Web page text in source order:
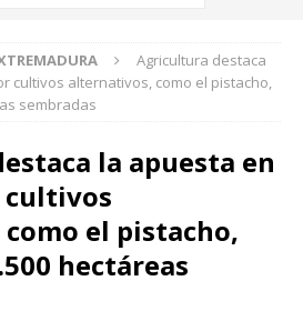
Agricultura destaca
cultivos alternativos, como el pistacho,
sembradas
la apuesta en
cultivos
el pistacho,
hectáreas